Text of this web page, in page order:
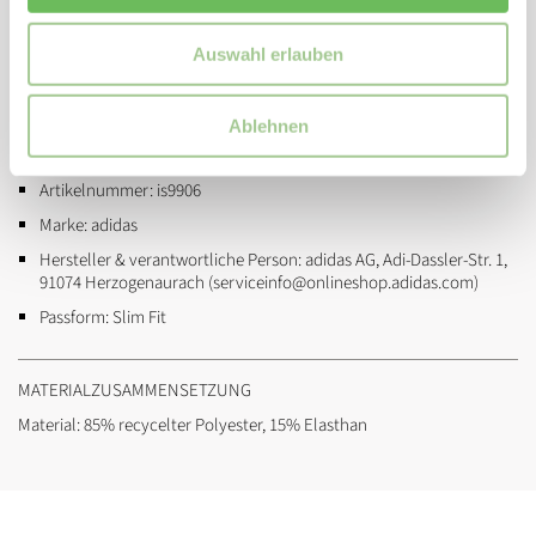
Auswahl erlauben
Ablehnen
Hoher Bund
ZUSATZINFORMATIONEN
Eigenschaften / Spezifikation:schnelltrocknend, reflektierend
Artikelnummer:is9906
Marke:adidas
Hersteller & verantwortliche Person:adidas AG, Adi-Dassler-Str. 1,
91074 Herzogenaurach (serviceinfo@onlineshop.adidas.com)
Passform:Slim Fit
MATERIALZUSAMMENSETZUNG
Material: 85% recycelter Polyester, 15% Elasthan